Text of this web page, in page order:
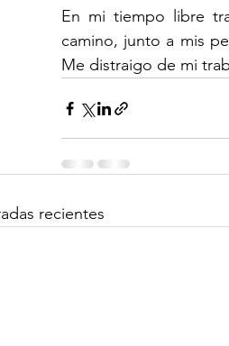
En mi tiempo libre
camino, junto a mis
Me distraigo de mi
recientes